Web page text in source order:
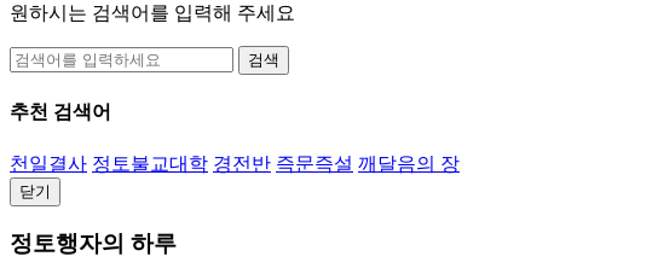
원하시는 검색어를 입력해 주세요
검색
추천 검색어
천일결사 정토불교대학 경전반 즉문즉설 깨달음의 장
닫기
정토행자의 하루